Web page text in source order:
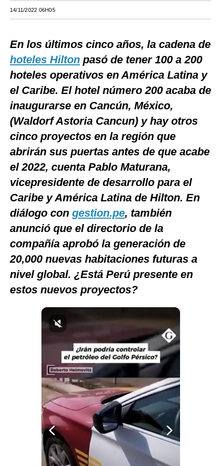
México
España
Internacional
Tecnología
Club del Suscriptor
G de Gestión
Notas Contratadas
Podcast
Gestión TV
Videos
Fotogalerías
gestion.pe
Frecuentes
14/11/2022 06H05
En los últimos cinco años, la cadena de
hoteles Hilton pasó de tener 100 a 200
hoteles operativos en América Latina y
el Caribe. El hotel número 200 acaba de
inaugurarse en Cancún, México,
(Waldorf Astoria Cancun) y hay otros
cinco proyectos en la región que
abrirán sus puertas antes de que acabe
el 2022, cuenta Pablo Maturana,
vicepresidente de desarrollo para el
Caribe y América Latina de Hilton. En
diálogo con gestion.pe, también
anunció que el directorio de la
compañía aprobó la generación de
20,000 nuevas habitaciones futuras a
nivel global. ¿Está Perú presente en
estos nuevos proyectos?